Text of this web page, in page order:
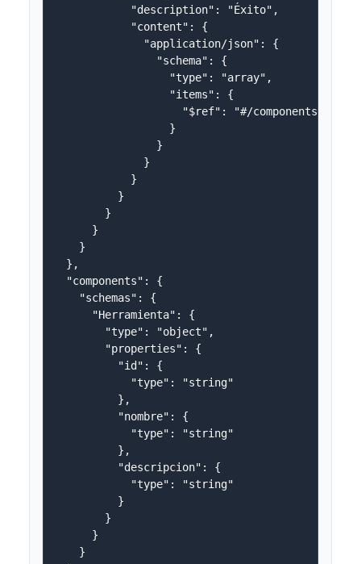
            "description": "Éxito",
            "content": {
              "application/json": {
                "schema": {
                  "type": "array",
                  "items": {
"$ref": "#/components/
                  }
                }
              }
            }
          }
        }
      }
    }
  },
  "components": {
    "schemas": {
      "Herramienta": {
        "type": "object",
        "properties": {
          "id": {
            "type": "string"
          },
          "nombre": {
            "type": "string"
          },
          "descripcion": {
            "type": "string"
          }
        }
      }
    }